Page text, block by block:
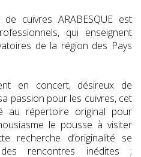
cuivres ARABESQUE est
qui enseignent
de la région des Pays
en concert, désireux de
passion pour les cuivres, cet
au répertoire original pour
le pousse à visiter
recherche d’originalité se
rencontres inédites ;